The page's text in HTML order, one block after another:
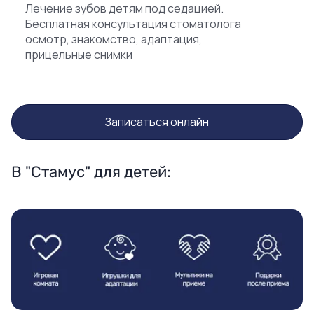
Лечение зубов детям под седацией.
Бесплатная консультация стоматолога
осмотр, знакомство, адаптация,
прицельные снимки
Записаться онлайн
В "Стамус" для детей: